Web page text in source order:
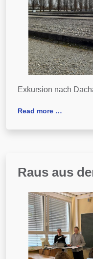
Exkursion nach
Read more …
Raus aus